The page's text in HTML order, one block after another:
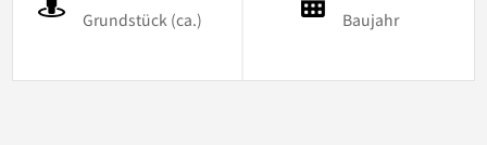
Grundstück (ca.) Baujahr